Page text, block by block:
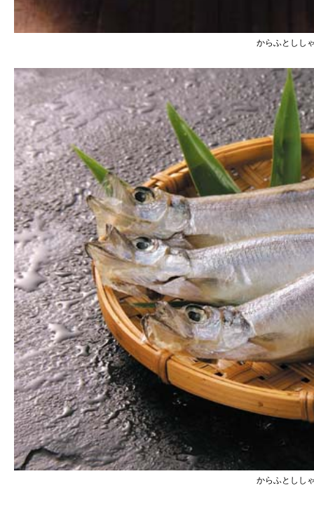
からふとしし
からふとしし